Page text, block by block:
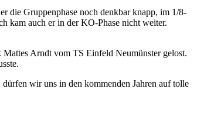
die Gruppenphase noch denkbar knapp, im 1/8-
kam auch er in der KO-Phase nicht weiter.
Arndt vom TS Einfeld Neumünster gelost.
wir uns in den kommenden Jahren auf tolle